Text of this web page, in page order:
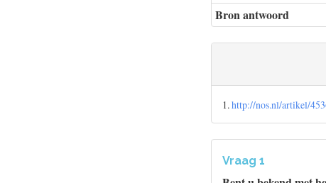
Bron antwoord
1.http://nos.nl/artikel/
Vraag 1